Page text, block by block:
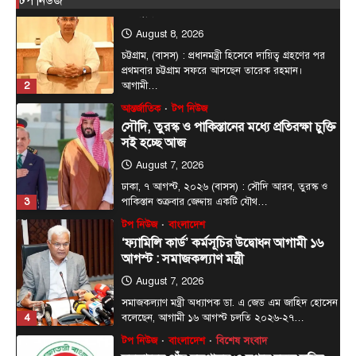
2
উজ্জীবিত
August 8, 2026
চট্টগ্রাম, (বাসস) : প্রধানমন্ত্রী হিসেবে দায়িত্ব গ্রহণের পর
প্রথমবার চট্টগ্রাম সফরে আসছেন তারেক রহমান।
আগামী…
3
আন্তর্জাতিক টপ নিউজ
সৌদি, তুরস্ক ও পাকিস্তানের মধ্যে প্রতিরক্ষা চুক্তি
সই হচ্ছে আজ
August 7, 2026
ঢাকা, ৭ আগস্ট, ২০২৬ (বাসস) : সৌদি আরব, তুরস্ক ও
পাকিস্তান শুক্রবার জেদ্দায় একটি যৌথ…
4
টপ নিউজ বাংলাদেশ
‘ফ্যামিলি কার্ড’ কর্মসূচির উদ্বোধন আগামী ১৬
আগস্ট : সমাজকল্যাণ মন্ত্রী
August 7, 2026
সমাজকল্যাণ মন্ত্রী অধ্যাপক ডা. এ জেড এম জাহিদ হোসেন
বলেছেন, আগামী ১৬ আগস্ট চলতি ২০২৬-২৭…
টপ নিউজ
বাংলাদেশ বিশেষ সংবাদ